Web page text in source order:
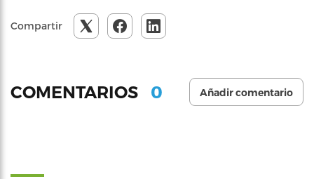
Compartir
COMENTARIOS 0 Añadir comentario